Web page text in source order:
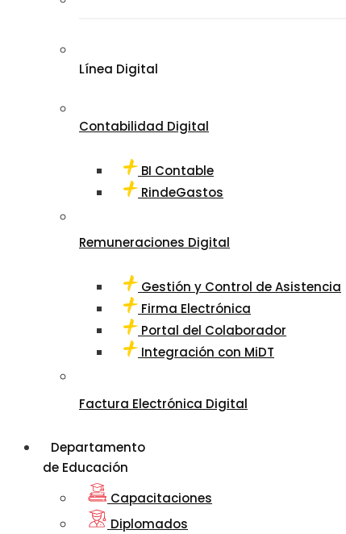
Línea Digital
Contabilidad Digital
BI Contable
RindeGastos
Remuneraciones Digital
Gestión y Control de Asistencia
Firma Electrónica
Portal del Colaborador
Integración con MiDT
Factura Electrónica Digital
Departamento
de Educación
Capacitaciones
Diplomados